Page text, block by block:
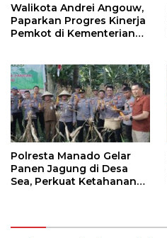
Walikota Andrei Angouw,
Paparkan Progres Kinerja
Pemkot di Kementerian
Polresta Manado Gelar
Panen Jagung di Desa
Sea, Perkuat Ketahanan